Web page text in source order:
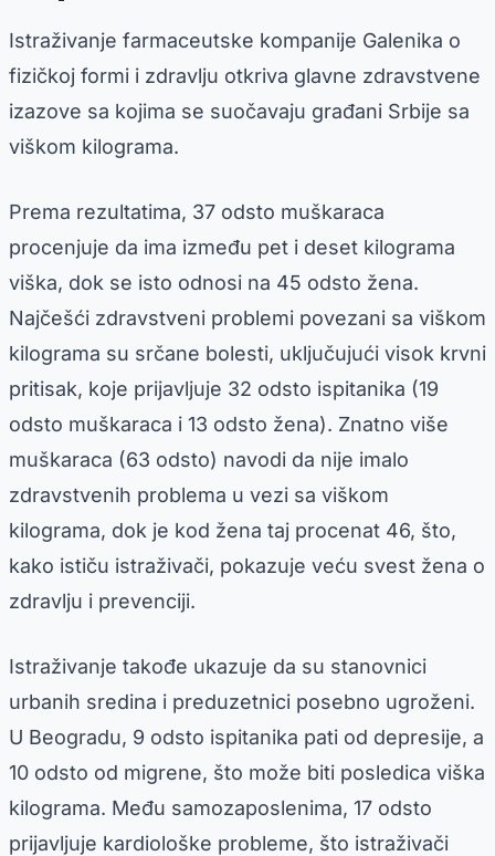
Istraživanje farmaceutske kompanije Galenika o
fizičkoj formi i zdravlju otkriva glavne zdravstvene
izazove sa kojima se suočavaju građani Srbije sa
viškom kilograma.
Prema rezultatima, 37 odsto muškaraca
procenjuje da ima između pet i deset kilograma
viška, dok se isto odnosi na 45 odsto žena.
Najčešći zdravstveni problemi povezani sa viškom
kilograma su srčane bolesti, uključujući visok krvni
pritisak, koje prijavljuje 32 odsto ispitanika (19
odsto muškaraca i 13 odsto žena). Znatno više
muškaraca (63 odsto) navodi da nije imalo
zdravstvenih problema u vezi sa viškom
kilograma, dok je kod žena taj procenat 46, što,
kako ističu istraživači, pokazuje veću svest žena o
zdravlju i prevenciji.
Istraživanje takođe ukazuje da su stanovnici
urbanih sredina i preduzetnici posebno ugroženi.
U Beogradu, 9 odsto ispitanika pati od depresije, a
10 odsto od migrene, što može biti posledica viška
kilograma. Među samozaposlenima, 17 odsto
prijavljuje kardiološke probleme, što istraživači